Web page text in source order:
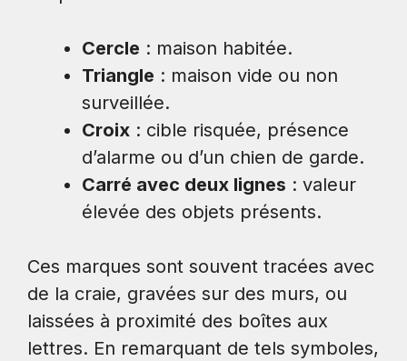
Cercle : maison habitée.
Triangle : maison vide ou non
surveillée.
Croix : cible risquée, présence
d’alarme ou d’un chien de garde.
Carré avec deux lignes : valeur
élevée des objets présents.
Ces marques sont souvent tracées avec
de la craie, gravées sur des murs, ou
laissées à proximité des boîtes aux
lettres. En remarquant de tels symboles,